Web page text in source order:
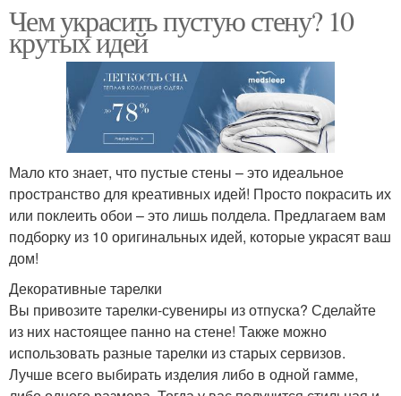
Чем украсить пустую стену? 10
крутых идей
Мало кто знает, что пустые стены – это идеальное
пространство для креативных идей! Просто покрасить их
или поклеить обои – это лишь полдела. Предлагаем вам
подборку из 10 оригинальных идей, которые украсят ваш
дом!
Декоративные тарелки
Вы привозите тарелки-сувениры из отпуска? Сделайте
из них настоящее панно на стене! Также можно
использовать разные тарелки из старых сервизов.
Лучше всего выбирать изделия либо в одной гамме,